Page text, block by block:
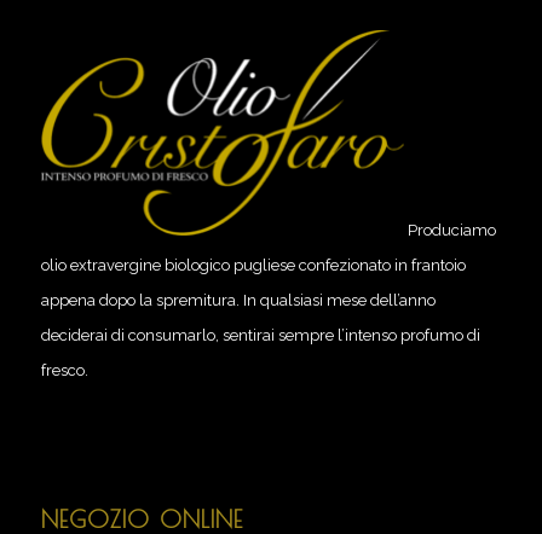
Produciamo
olio extravergine biologico pugliese confezionato in frantoio
appena dopo la spremitura. In qualsiasi mese dell’anno
deciderai di consumarlo, sentirai sempre l’intenso profumo di
fresco.
NEGOZIO ONLINE